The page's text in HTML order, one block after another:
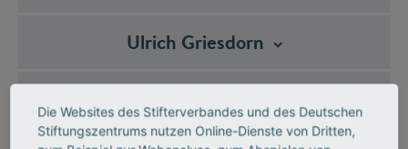
Ulrich Griesdorn
Die Websites des Stifterverbandes und des Deutschen
Stiftungszentrums nutzen Online-Dienste von Dritten,